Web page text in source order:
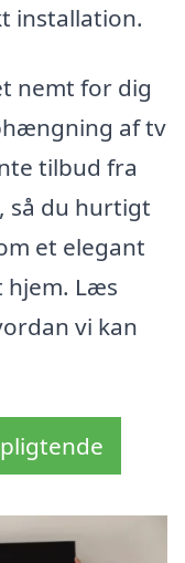
installation.
nemt for dig
af tv
tilbud fra
så du hurtigt
et elegant
hjem. Læs
vi kan